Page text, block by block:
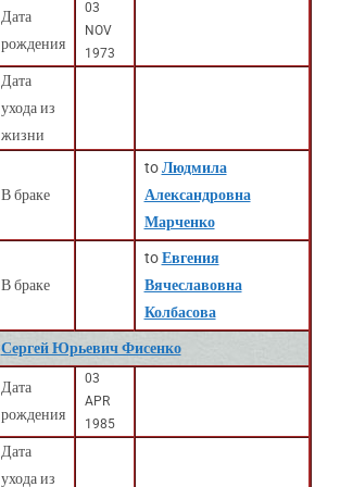
Дата
рождения
03
NOV
1973
Дата
ухода из
жизни
В браке
toЛюдмила
Александровна
Марченко
В браке
toЕвгения
Вячеславовна
Колбасова
Сергей Юрьевич Фисенко
Дата
рождения
03
APR
1985
Дата
ухода из